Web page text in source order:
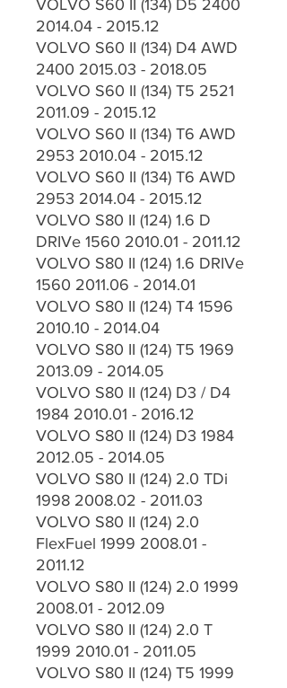
VOLVO S60 II (134) D5 2400
2014.04 - 2015.12
VOLVO S60 II (134) D4 AWD
2400 2015.03 - 2018.05
VOLVO S60 II (134) T5 2521
2011.09 - 2015.12
VOLVO S60 II (134) T6 AWD
2953 2010.04 - 2015.12
VOLVO S60 II (134) T6 AWD
2953 2014.04 - 2015.12
VOLVO S80 II (124) 1.6 D
DRIVe 1560 2010.01 - 2011.12
VOLVO S80 II (124) 1.6 DRIVe
1560 2011.06 - 2014.01
VOLVO S80 II (124) T4 1596
2010.10 - 2014.04
VOLVO S80 II (124) T5 1969
2013.09 - 2014.05
VOLVO S80 II (124) D3 / D4
1984 2010.01 - 2016.12
VOLVO S80 II (124) D3 1984
2012.05 - 2014.05
VOLVO S80 II (124) 2.0 TDi
1998 2008.02 - 2011.03
VOLVO S80 II (124) 2.0
FlexFuel 1999 2008.01 -
2011.12
VOLVO S80 II (124) 2.0 1999
2008.01 - 2012.09
VOLVO S80 II (124) 2.0 T
1999 2010.01 - 2011.05
VOLVO S80 II (124) T5 1999